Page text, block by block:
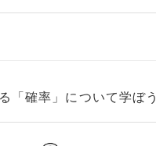
「確率」について学ぼう